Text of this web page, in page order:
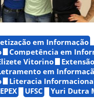
em Informação
Competência em
Vitorino Extensão
em
Literacia
UFSC Yuri Dutra